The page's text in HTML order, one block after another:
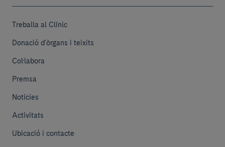
Treballa al Clínic
Donació d'òrgans i teixits
Col·labora
Premsa
Notícies
Activitats
Ubicació i contacte